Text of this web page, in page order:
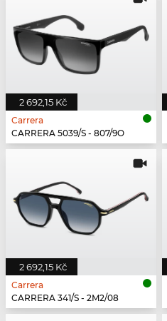
2 692,15 Kč
Carrera
CARRERA 5039/S - 807/9O
2 692,15 Kč
Carrera
CARRERA 341/S - 2M2/08